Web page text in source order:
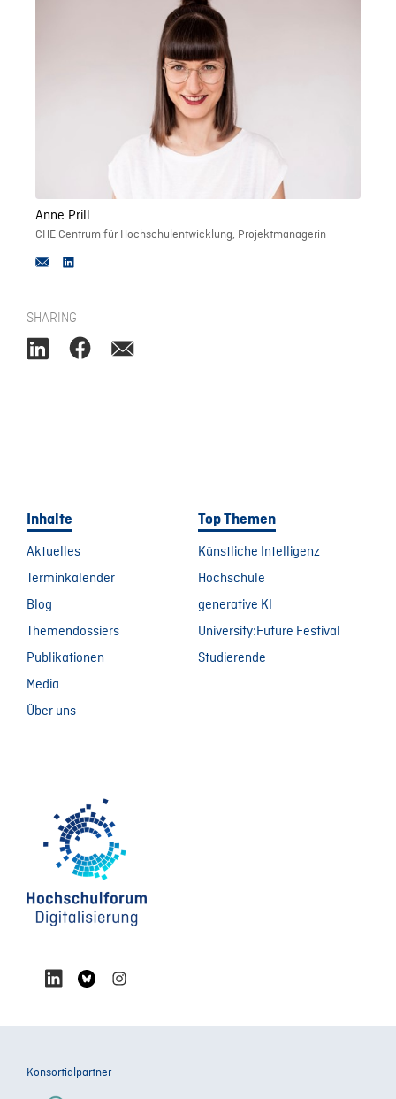
Anne Prill
CHE Centrum für Hochschulentwicklung, Projektmanagerin
SHARING
Inhalte
Aktuelles
Terminkalender
Blog
Themendossiers
Publikationen
Media
Über uns
Top Themen
Künstliche Intelligenz
Hochschule
generative KI
University:Future Festival
Studierende
Konsortialpartner